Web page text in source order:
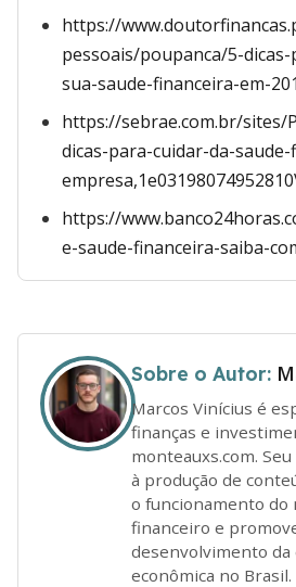
https://
pessoais/poupanca/5-
sua-saude-financeira-em-
https://sebrae.com.br/sites/
dicas-para-cuidar-da-
https://
e-saude-financeira-saiba-
Sobre o Autor:
Marcos Vinícius é
finanças e
monteauxs.com.
à produção de
o funcionamento do
financeiro e
desenvolvimento da
econômica no Brasil.